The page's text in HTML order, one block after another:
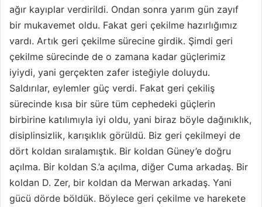
ağır kayıplar verdirildi. Ondan sonra yarım gün zayıf
bir mukavemet oldu. Fakat geri çekilme hazırlığımız
vardı. Artık geri çekilme sürecine girdik. Şimdi geri
çekilme sürecinde de o zamana kadar güçlerimiz
iyiydi, yani gerçekten zafer isteğiyle doluydu.
Saldırılar, eylemler güç verdi. Fakat geri çekiliş
sürecinde kısa bir süre tüm cephedeki güçlerin
birbirine katılımıyla iyi oldu, yani biraz böyle dağınıklık,
disiplinsizlik, karışıklık görüldü. Biz geri çekilmeyi de
dört koldan sıralamıştık. Bir koldan Güney’e doğru
açılma. Bir koldan S.’a açılma, diğer Cuma arkadaş. Bir
koldan D. Zer, bir koldan da Merwan arkadaş. Yani
gücü dörde böldük. Böylece geri çekilme ve harekete